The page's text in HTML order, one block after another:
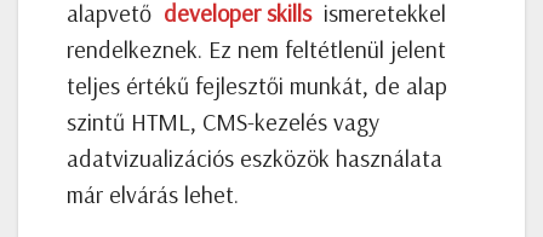
alapvető developer skills ismeretekkel
rendelkeznek. Ez nem feltétlenül jelent
teljes értékű fejlesztői munkát, de alap
szintű HTML, CMS-kezelés vagy
adatvizualizációs eszközök használata
már elvárás lehet.